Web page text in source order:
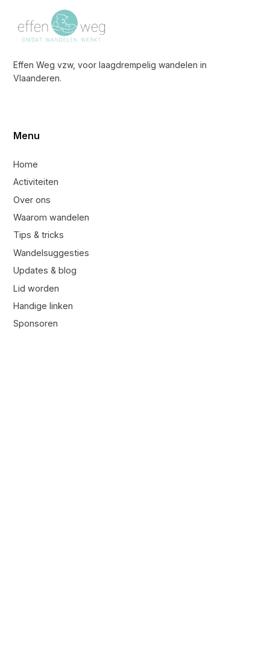
Effen Weg vzw, voor laagdrempelig wandelen in
Vlaanderen.
Menu
Home
Activiteiten
Over ons
Waarom wandelen
Tips & tricks
Wandelsuggesties
Updates & blog
Lid worden
Handige linken
Sponsoren